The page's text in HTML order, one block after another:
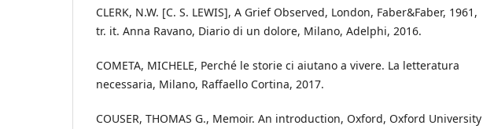
CLERK, N.W. [C. S. LEWIS], A Grief Observed, London, Faber&Faber, 1961,
tr. it. Anna Ravano, Diario di un dolore, Milano, Adelphi, 2016.
COMETA, MICHELE, Perché le storie ci aiutano a vivere. La letteratura
necessaria, Milano, Raffaello Cortina, 2017.
COUSER, THOMAS G., Memoir. An introduction, Oxford, Oxford University